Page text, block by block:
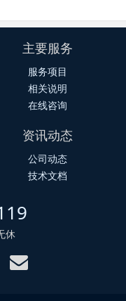
主要服务
服务项目
相关说明
在线咨询
资讯动态
公司动态
技术文档
休